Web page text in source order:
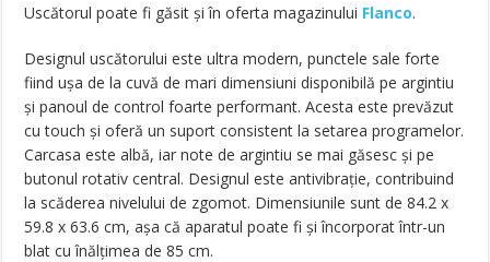
Uscătorul poate fi găsit și în oferta magazinului Flanco.
Designul uscătorului este ultra modern, punctele sale forte
fiind ușa de la cuvă de mari dimensiuni disponibilă pe argintiu
și panoul de control foarte performant. Acesta este prevăzut
cu touch și oferă un suport consistent la setarea programelor.
Carcasa este albă, iar note de argintiu se mai găsesc și pe
butonul rotativ central. Designul este antivibrație, contribuind
la scăderea nivelului de zgomot. Dimensiunile sunt de 84.2 x
59.8 x 63.6 cm, așa că aparatul poate fi și încorporat într-un
blat cu înălțimea de 85 cm.